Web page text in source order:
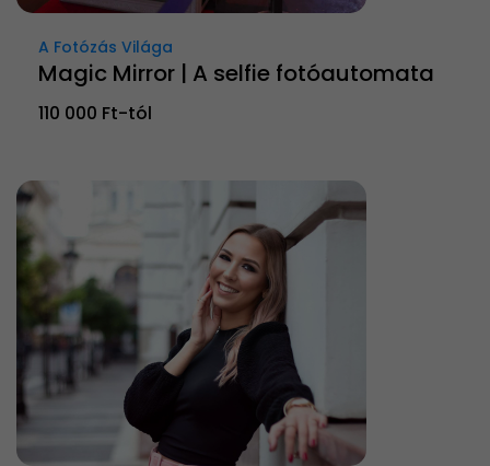
A Fotózás Világa
Magic Mirror | A selfie fotóautomata
110 000 Ft-tól